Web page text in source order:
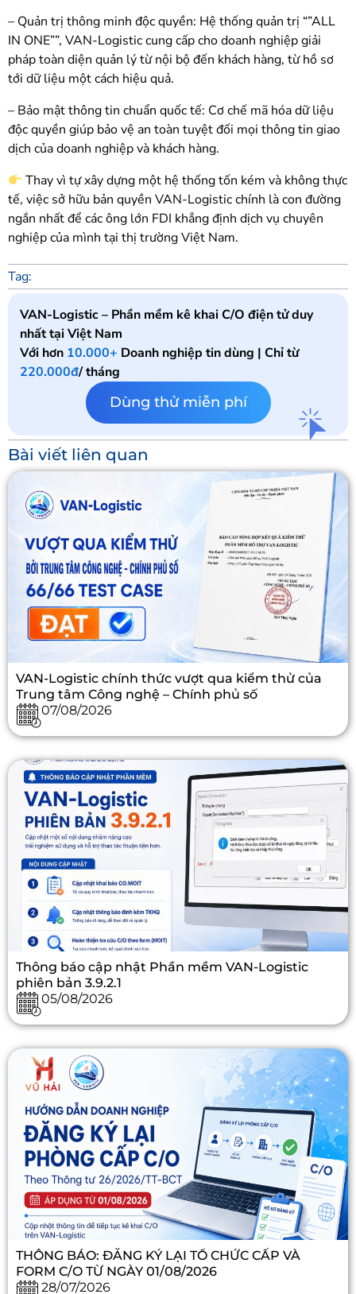
– Quản trị thông minh độc quyền: Hệ thống quản trị “”ALL
IN ONE””, VAN-Logistic cung cấp cho doanh nghiệp giải
pháp toàn diện quản lý từ nội bộ đến khách hàng, từ hồ sơ
tới dữ liệu một cách hiệu quả.
– Bảo mật thông tin chuẩn quốc tế: Cơ chế mã hóa dữ liệu
độc quyền giúp bảo vệ an toàn tuyệt đối mọi thông tin giao
dịch của doanh nghiệp và khách hàng.
Thay vì tự xây dựng một hệ thống tốn kém và không thực
tế, việc sở hữu bản quyền VAN-Logistic chính là con đường
ngắn nhất để các ông lớn FDI khẳng định dịch vụ chuyên
nghiệp của mình tại thị trường Việt Nam.
Tag:
VAN-Logistic – Phần mềm kê khai C/O điện tử duy
nhất tại Việt Nam
Với hơn 10.000+ Doanh nghiệp tin dùng | Chỉ từ
220.000đ/ tháng
Dùng thử miễn phí
Bài viết liên quan
VAN-Logistic chính thức vượt qua kiểm thử của
Trung tâm Công nghệ – Chính phủ số
07/08/2026
Thông báo cập nhật Phần mềm VAN-Logistic
phiên bản 3.9.2.1
05/08/2026
THÔNG BÁO: ĐĂNG KÝ LẠI TỔ CHỨC CẤP VÀ
FORM C/O TỪ NGÀY 01/08/2026
28/07/2026